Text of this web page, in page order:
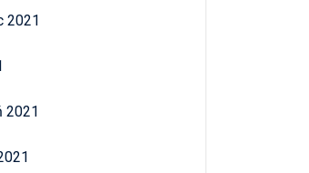
2021
2021